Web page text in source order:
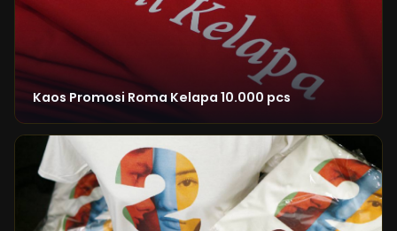
Kaos Promosi Roma Kelapa 10.000 pcs